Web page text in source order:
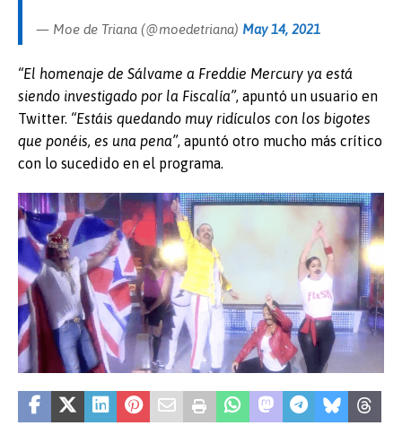
— Moe de Triana (@moedetriana) May 14, 2021
“El homenaje de Sálvame a Freddie Mercury ya está
siendo investigado por la Fiscalía”, apuntó un usuario en
Twitter. “Estáis quedando muy ridículos con los bigotes
que ponéis, es una pena”, apuntó otro mucho más crítico
con lo sucedido en el programa.